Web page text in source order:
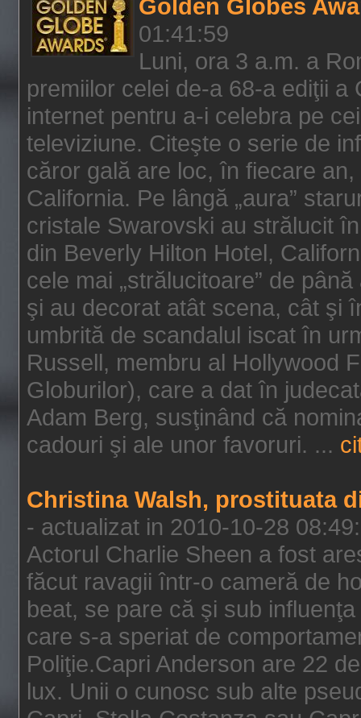
Golden Globes
01:41:59
Luni, ora 3 a.m. a
premiilor celei de-a 68-a ediţii
internet pentru a-i celebra pe
televiziune. Citeşte o serie de
căror gală are loc, în fiecare
California. Pe lângă „aura”
cristale Swarovski au strălucit
din Beverly Hilton Hotel,
cele mai „strălucitoare” de
şi au decorat atât scena, cât şi
umbrită de scandalul iscat în
Russell, membru al Hollywood
Globurilor), care a dat în
Adam Berg, susţinând că
cadouri şi ale unor favoruri. ...
Christina Walsh, prostituata
- actualizat in 2010-10-28
Actorul Charlie Sheen a fost
făcut ravagii într-o cameră de
beat, se pare că şi sub
care s-a speriat de
Poliţie.Capri Anderson are 22
lux. Unii o cunosc sub alte